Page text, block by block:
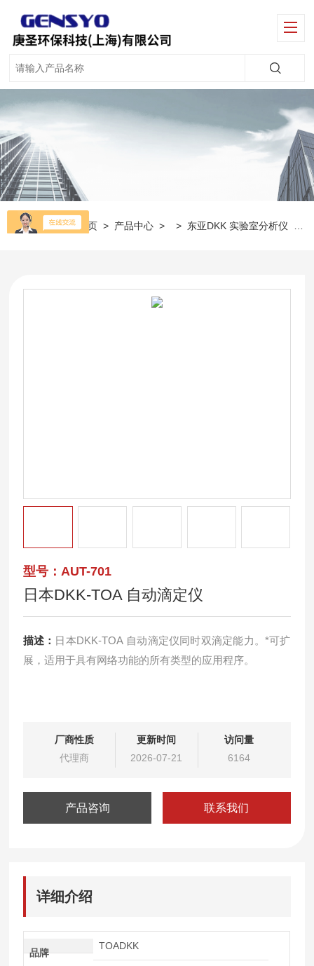
当前位置： 首页 > 产品中心 > > 东亚DKK 实验室分析仪
型号：AUT-701
日本DKK-TOA 自动滴定仪
描述： 日本DKK-TOA 自动滴定仪同时双滴定能力。*可扩
展，适用于具有网络功能的所有类型的应用程序。
厂商性质
代理商
更新时间
2026-07-21
访问量
6164
产品咨询 联系我们
详细介绍
品牌
TOADKK